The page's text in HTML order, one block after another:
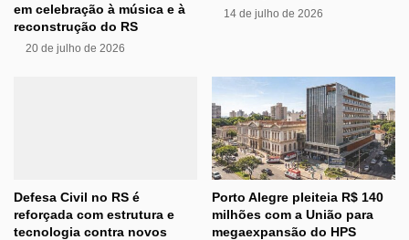
em celebração à música e à
reconstrução do RS
20 de julho de 2026
14 de julho de 2026
Defesa Civil no RS é
reforçada com estrutura e
tecnologia contra novos
Porto Alegre pleiteia R$ 140
milhões com a União para
megaexpansão do HPS